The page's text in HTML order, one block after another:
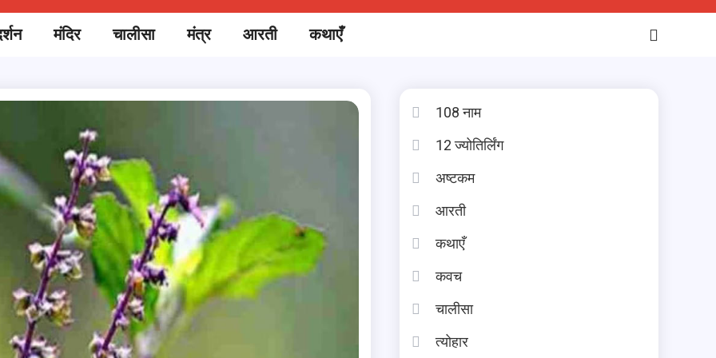
मंदिर चालीसा मंत्र आरती कथाएँ
108 नाम
12 ज्योतिर्लिंग
अष्टकम
आरती
कथाएँ
कवच
चालीसा
त्योहार